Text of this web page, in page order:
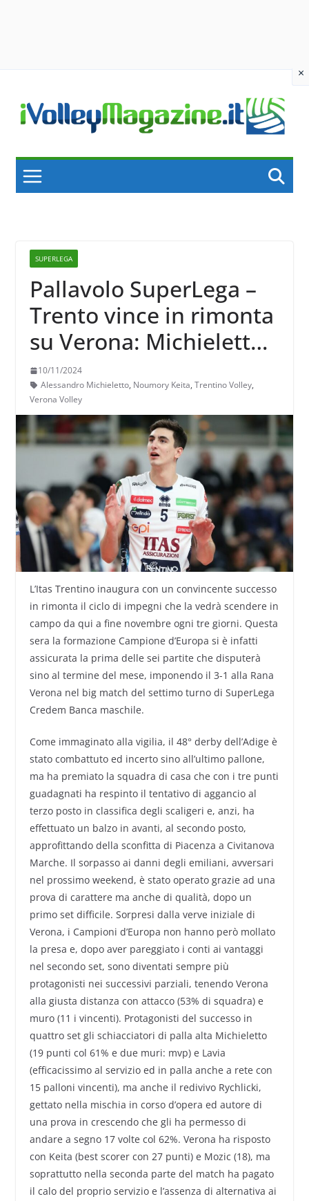
×
content
SUPERLEGA
Pallavolo SuperLega –
Trento vince in rimonta
su Verona: Michieletto
MVP, Keita best scorer
10/11/2024
Alessandro Michieletto, Noumory Keita, Trentino Volley,
Verona Volley
L’Itas Trentino inaugura con un convincente successo
in rimonta il ciclo di impegni che la vedrà scendere in
campo da qui a fine novembre ogni tre giorni. Questa
sera la formazione Campione d’Europa si è infatti
assicurata la prima delle sei partite che disputerà
sino al termine del mese, imponendo il 3-1 alla Rana
Verona nel big match del settimo turno di SuperLega
Credem Banca maschile.
Come immaginato alla vigilia, il 48° derby dell’Adige è
stato combattuto ed incerto sino all’ultimo pallone,
ma ha premiato la squadra di casa che con i tre punti
guadagnati ha respinto il tentativo di aggancio al
terzo posto in classifica degli scaligeri e, anzi, ha
effettuato un balzo in avanti, al secondo posto,
approfittando della sconfitta di Piacenza a Civitanova
Marche. Il sorpasso ai danni degli emiliani, avversari
nel prossimo weekend, è stato operato grazie ad una
prova di carattere ma anche di qualità, dopo un
primo set difficile. Sorpresi dalla verve iniziale di
Verona, i Campioni d’Europa non hanno però mollato
la presa e, dopo aver pareggiato i conti ai vantaggi
nel secondo set, sono diventati sempre più
protagonisti nei successivi parziali, tenendo Verona
alla giusta distanza con attacco (53% di squadra) e
muro (11 i vincenti). Protagonisti del successo in
quattro set gli schiacciatori di palla alta Michieletto
(19 punti col 61% e due muri: mvp) e Lavia
(efficacissimo al servizio ed in palla anche a rete con
15 palloni vincenti), ma anche il redivivo Rychlicki,
gettato nella mischia in corso d’opera ed autore di
una prova in crescendo che gli ha permesso di
andare a segno 17 volte col 62%. Verona ha risposto
con Keita (best scorer con 27 punti) e Mozic (18), ma
soprattutto nella seconda parte del match ha pagato
il calo del proprio servizio e l’assenza di alternativa ai